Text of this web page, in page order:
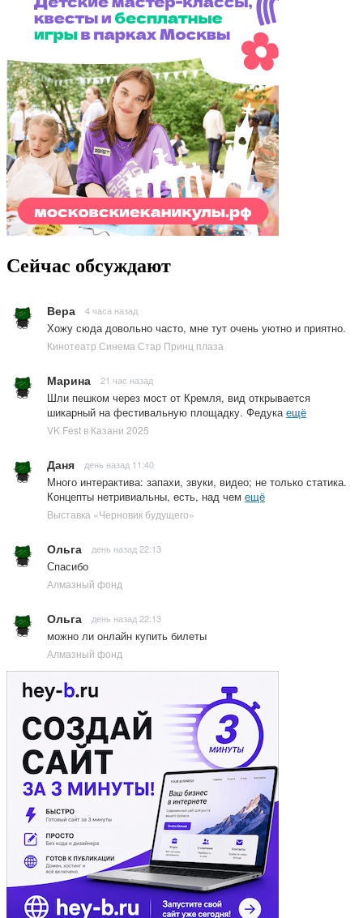
Сейчас обсуждают
Вера 4 часа назад
Хожу сюда довольно часто, мне тут очень уютно и приятно.
Кинотеатр Синема Стар Принц плаза
Марина 21 час назад
Шли пешком через мост от Кремля, вид открывается
шикарный на фестивальную площадку. Федука ещё
VK Fest в Казани 2025
Даня день назад 11:40
Много интерактива: запахи, звуки, видео; не только статика.
Концепты нетривиальны, есть, над чем ещё
Выставка «Черновик будущего»
Ольга день назад 22:13
Спасибо
Алмазный фонд
Ольга день назад 22:13
можно ли онлайн купить билеты
Алмазный фонд